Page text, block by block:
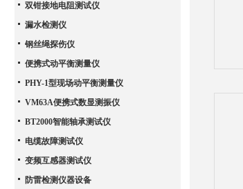
双钳接地电阻测试仪
漏水检测仪
钢丝绳探伤仪
便携式动平衡测量仪
PHY-1型现场动平衡测量仪
VM63A便携式数显测振仪
BT2000智能轴承测试仪
电缆故障测试仪
变频互感器测试仪
防雷检测仪器设备